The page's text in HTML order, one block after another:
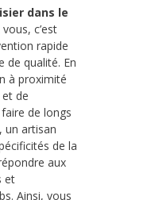
dans le
c’est
rapide
de qualité. En
à proximité
de
de longs
un artisan
de la
aux
et
Ainsi, vous